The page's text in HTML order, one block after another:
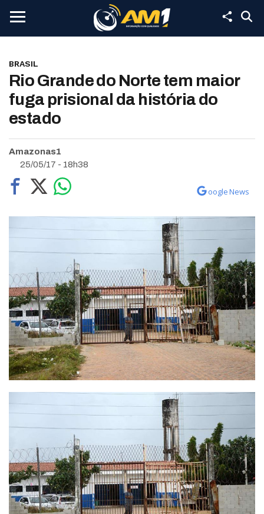
BRASIL
Rio Grande do Norte tem maior
fuga prisional da história do
estado
Amazonas1
25/05/17 - 18h38
oogle News